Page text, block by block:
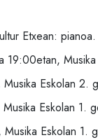
Etxean: pianoa.
19:00etan,
Eskolan 2.
Eskolan 1.
Eskolan 1.